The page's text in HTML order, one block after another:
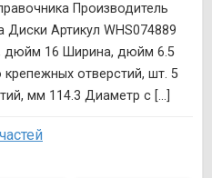
Производитель
Диски Артикул WHS074889
дюйм 16 Ширина, дюйм 6.5
отверстий, шт. 5
мм 114.3 Диаметр с [...]